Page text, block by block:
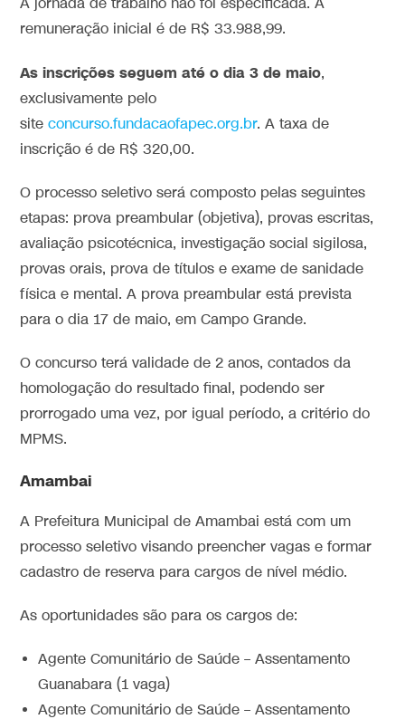
A jornada de trabalho não foi especificada. A
remuneração inicial é de R$ 33.988,99.
As inscrições seguem até o dia 3 de maio,
exclusivamente pelo
siteconcurso.fundacaofapec.org.br. A taxa de
inscrição é de R$ 320,00.
O processo seletivo será composto pelas seguintes
etapas: prova preambular (objetiva), provas escritas,
avaliação psicotécnica, investigação social sigilosa,
provas orais, prova de títulos e exame de sanidade
física e mental. A prova preambular está prevista
para o dia 17 de maio, em Campo Grande.
O concurso terá validade de 2 anos, contados da
homologação do resultado final, podendo ser
prorrogado uma vez, por igual período, a critério do
MPMS.
Amambai
A Prefeitura Municipal de Amambai está com um
processo seletivo visando preencher vagas e formar
cadastro de reserva para cargos de nível médio.
As oportunidades são para os cargos de:
Agente Comunitário de Saúde – Assentamento
Guanabara (1 vaga)
Agente Comunitário de Saúde – Assentamento